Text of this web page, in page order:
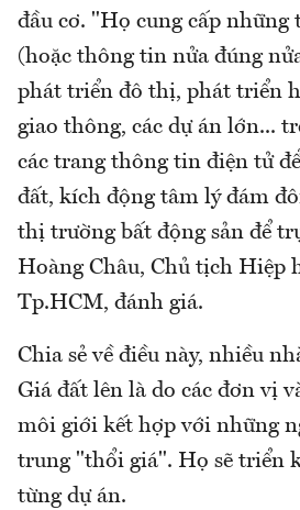
đầu cơ. "Họ cung cấp những
(hoặc thông tin nửa đúng
phát triển đô thị, phát triển
giao thông, các dự án lớn...
các trang thông tin điện tử
đất, kích động tâm lý đám
thị trường bất động sản để
Hoàng Châu, Chủ tịch Hiệp
Tp.HCM, đánh giá.
Chia sẻ về điều này, nhiều
Giá đất lên là do các đơn vị
môi giới kết hợp với những
trung "thổi giá". Họ sẽ triển
từng dự án.